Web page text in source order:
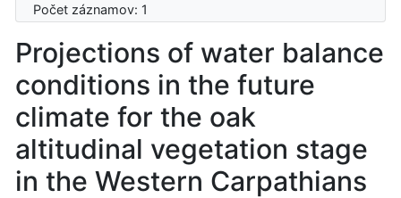
Počet záznamov: 1
Projections of water balance
conditions in the future
climate for the oak
altitudinal vegetation stage
in the Western Carpathians